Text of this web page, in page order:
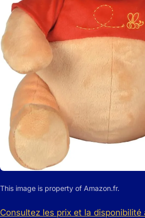
This image is property of Amazon.fr.
Consultez les prix et la